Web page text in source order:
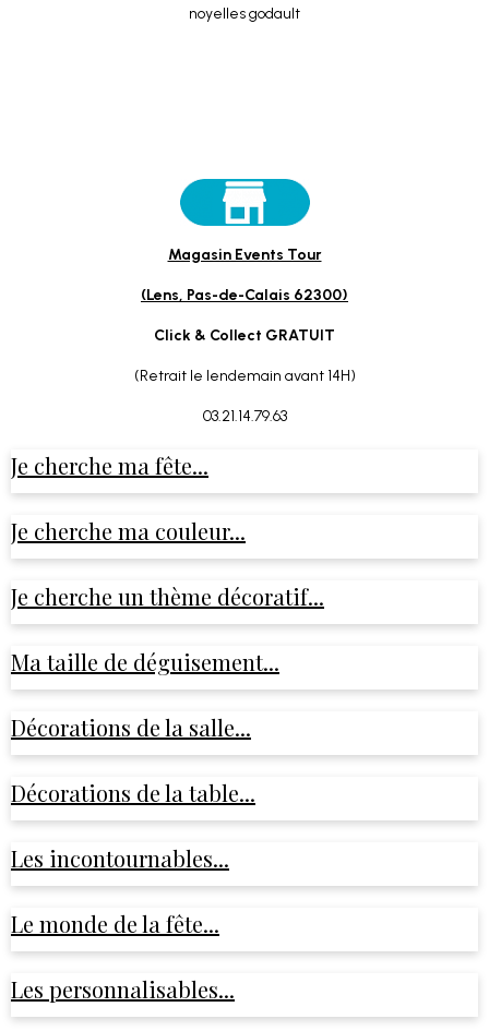
Magasin Events Tour
(Lens, Pas-de-Calais 62300)
Click & Collect GRATUIT
(Retrait le lendemain avant 14H)
03.21.14.79.63
Je cherche ma fête...
Je cherche ma couleur...
Je cherche un thème décoratif...
Ma taille de déguisement...
Décorations de la salle...
Décorations de la table...
Les incontournables...
Le monde de la fête...
Les personnalisables...